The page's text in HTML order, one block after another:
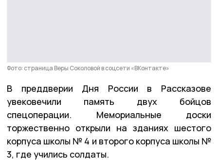
Фото: страница Веры Соколовой в соцсети «ВКонтакте»
В преддверии Дня России в Рассказове
увековечили память двух бойцов
спецоперации. Мемориальные доски
торжественно открыли на зданиях шестого
корпуса школы № 4 и второго корпуса школы №
3, где учились солдаты.